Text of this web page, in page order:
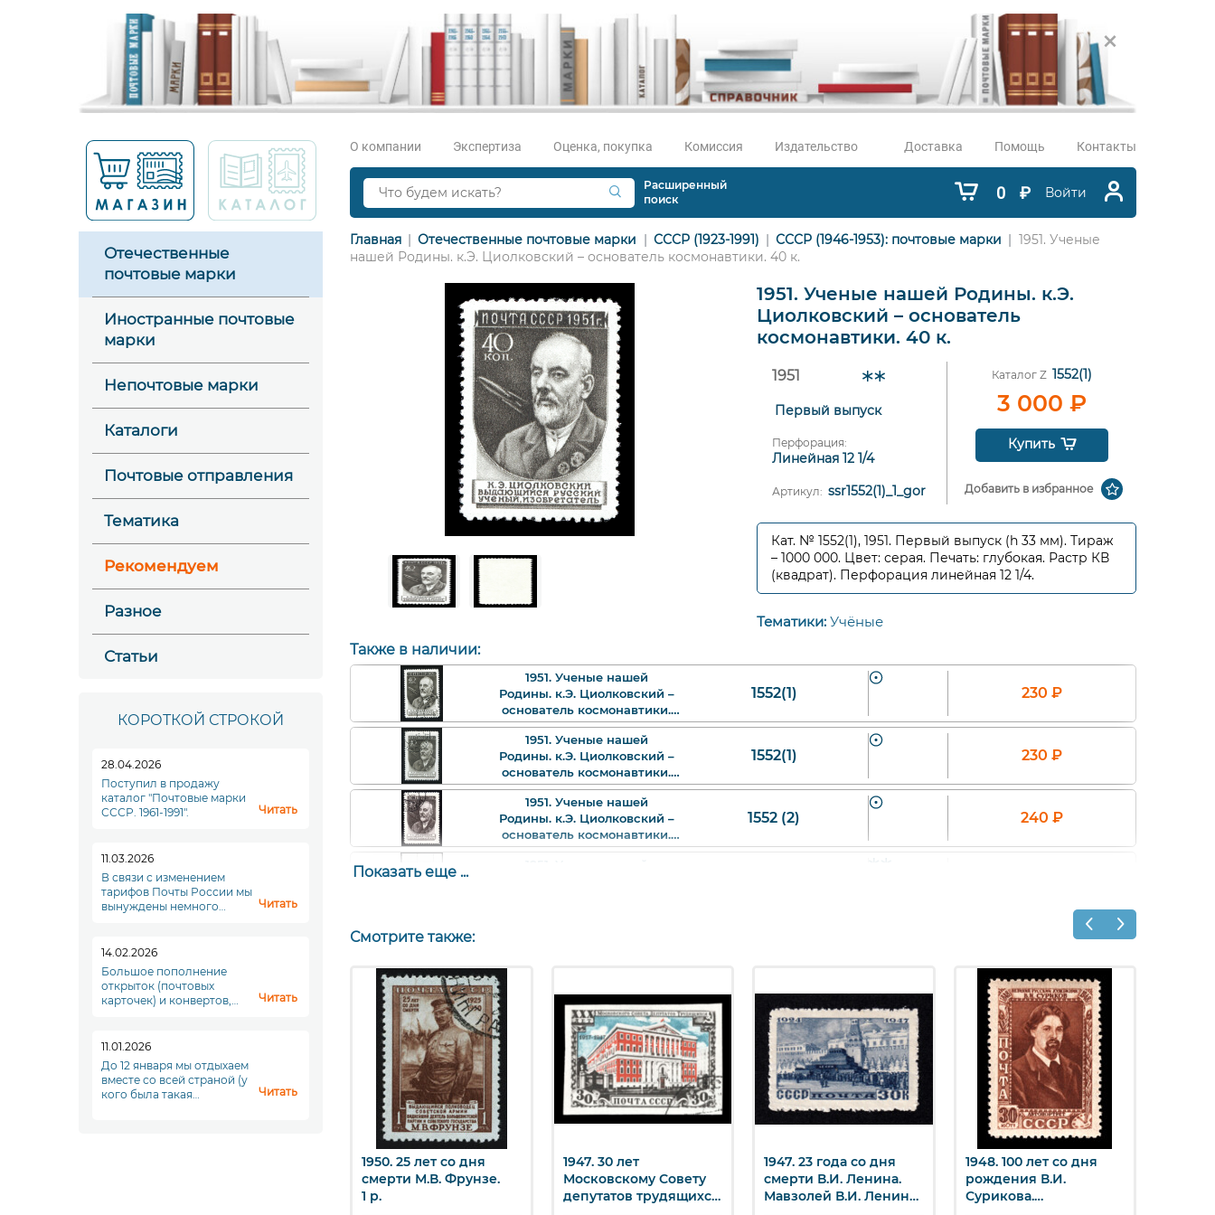
О компании Экспертиза Оценка, покупка Комиссия Издательство Доставка Помощь Контакты
Расширенный
поиск
0 ₽ Войти
Отечественные
почтовые марки
Иностранные почтовые
марки
Непочтовые марки
Каталоги
Почтовые отправления
Тематика
Рекомендуем
Разное
Статьи
КОРОТКОЙ СТРОКОЙ
28.04.2026
Поступил в продажу
каталог "Почтовые марки
СССР. 1961-1991".
Читать
11.03.2026
В связи с изменением
тарифов Почты России мы
вынуждены немного
делать...
Читать
14.02.2026
Большое пополнение
открыток (почтовых
карточек) и конвертов,
Читать
11.01.2026
До 12 января мы отдыхаем
вместе со всей страной (у
кого была такая
Читать
Главная Отечественные почтовые марки СССР (1923-1991) СССР (1946-1953): почтовые марки
1951. Ученые
нашей Родины. к.Э. Циолковский – основатель космонавтики. 40 к.
1951. Ученые нашей Родины. к.Э.
Циолковский – основатель
космонавтики. 40 к.
1951
Первый выпуск
Перфорация:
Линейная 12 1/4
Артикул: ssr1552(1)_1_gor
Каталог Z 1552(1)
3 000 ₽
Купить
Добавить в избранное
Кат. № 1552(1), 1951. Первый выпуск (h 33 мм). Тираж
– 1000 000. Цвет: серая. Печать: глубокая. Растр КВ
(квадрат). Перфорация линейная 12 1/4.
Тематики: Учёные
Также в наличии:
1951. Ученые нашей
Родины. к.Э. Циолковский –
основатель космонавтики.
40 к. Арт. ssr1552(1)_4.
1552(1) 230 ₽
1951. Ученые нашей
Родины. к.Э. Циолковский –
основатель космонавтики.
40 к. Арт. ssr1552(1)_3.
1552(1) 230 ₽
1951. Ученые нашей
Родины. к.Э. Циолковский –
основатель космонавтики.
40 к. Арт. ssr1552(2)_3.
1552 (2) 240 ₽
Показать еще ...
Смотрите также:
Быстрый просмотр
1950. 25 лет со дня
смерти М.В. Фрунзе.
1 р.
Быстрый просмотр
1947. 30 лет
Московскому Совету
депутатов трудящихся.
Быстрый просмотр
1947. 23 года со дня
смерти В.И. Ленина.
Мавзолей В.И. Ленина.
Быстрый просмотр
1948. 100 лет со дня
рождения В.И.
Сурикова.